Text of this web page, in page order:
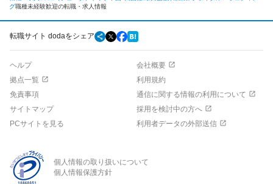
グ職種未経験歓迎の転職・求人情報
転職サイト dodaをシェア
ヘルプ
会社概要
拠点一覧
利用規約
免責事項
通信に関する情報の利用について
サイトマップ
採用を検討中の方へ
PCサイトを見る
利用者データの外部送信
個人情報の取り扱いについて
個人情報保護方針